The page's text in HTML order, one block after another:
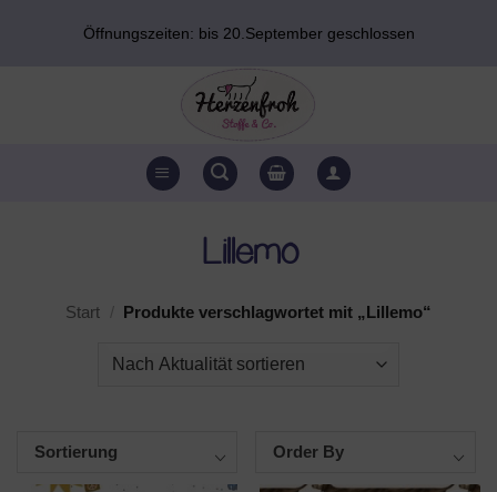
Öffnungszeiten: bis 20.September geschlossen
Lillemo
Start Produkte verschlagwortet mit „Lillemo“
Sortierung Order By